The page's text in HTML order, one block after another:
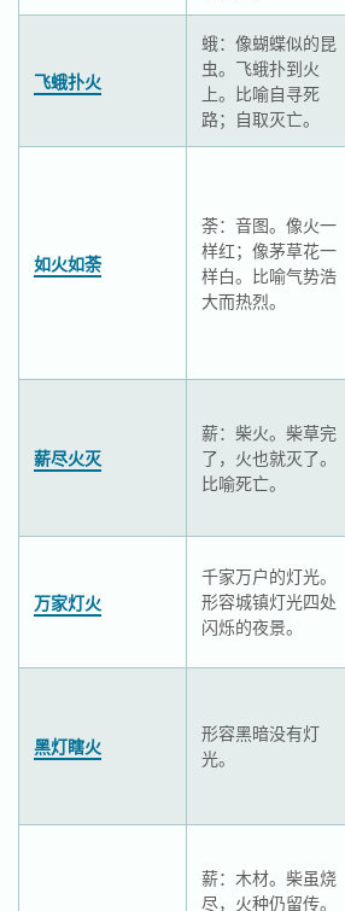
飞蛾扑火
蛾：像蝴蝶似的昆
虫。飞蛾扑到火
上。比喻自寻死
路；自取灭亡。
如火如荼
荼：音图。像火一
样红；像茅草花一
样白。比喻气势浩
大而热烈。
薪尽火灭
薪：柴火。柴草完
了，火也就灭了。
比喻死亡。
万家灯火
千家万户的灯光。
形容城镇灯光四处
闪烁的夜景。
黑灯瞎火
形容黑暗没有灯
光。
薪：木材。柴虽烧
尽，火种仍留传。